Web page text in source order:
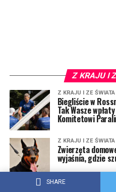
SHARE
Z KRAJU I
Z KRAJU I ZE ŚWIATA
Biegliście w
Tak Wasze
Komitetowi
Z KRAJU I ZE ŚWIATA
Zwierzęta
wyjaśnia, gdzie